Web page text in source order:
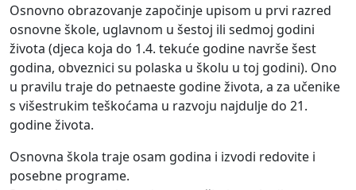
Osnovno obrazovanje započinje upisom u prvi razred
osnovne škole, uglavnom u šestoj ili sedmoj godini
života (djeca koja do 1.4. tekuće godine navrše šest
godina, obveznici su polaska u školu u toj godini). Ono
u pravilu traje do petnaeste godine života, a za učenike
s višestrukim teškoćama u razvoju najdulje do 21.
godine života.
Osnovna škola traje osam godina i izvodi redovite i
posebne programe.